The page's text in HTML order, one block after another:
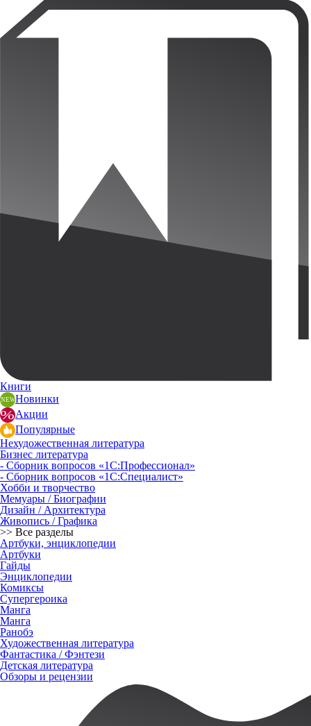
Книги
Новинки
Акции
Популярные
Нехудожественная литература
Бизнес литература
- Сборник вопросов «1С:Профессионал»
- Сборник вопросов «1С:Специалист»
Хобби и творчество
Мемуары / Биографии
Дизайн / Архитектура
Живопись / Графика
>> Все разделы
Артбуки, энциклопедии
Артбуки
Гайды
Энциклопедии
Комиксы
Супергероика
Манга
Манга
Ранобэ
Художественная литература
Фантастика / Фэнтези
Детская литература
Обзоры и рецензии